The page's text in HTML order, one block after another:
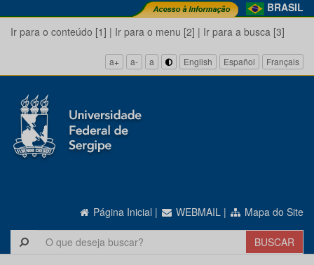
BRASIL
Ir para o conteúdo [1] | Ir para o menu [2] | Ir para a busca [3]
a+ a- a English Español Français
Página Inicial | WEBMAIL | Mapa do Site